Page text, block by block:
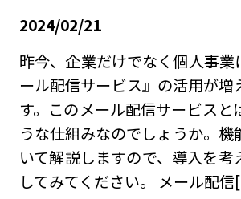
2024/02/21
昨今、企業だけでなく個人事業
ール配信サービス』の活用が増
す。このメール配信サービスと
うな仕組みなのでしょうか。機
いて解説しますので、導入を考
してみてください。 メール配信